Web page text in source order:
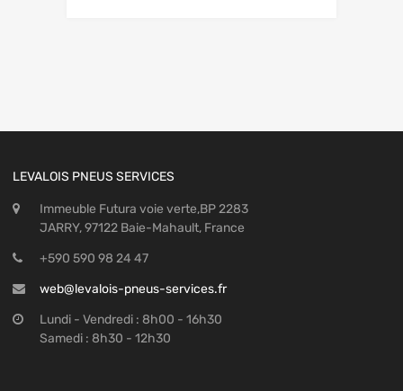
LEVALOIS PNEUS SERVICES
Immeuble Futura voie verte,BP 2283
JARRY, 97122 Baie-Mahault, France
+590 590 98 24 47
web@levalois-pneus-services.fr
Lundi - Vendredi : 8h00 - 16h30
Samedi : 8h30 - 12h30